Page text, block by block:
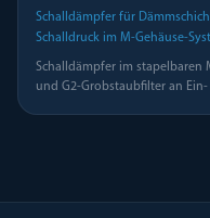
Schalldämpfer für
Schalldruck im M-Gehäuse-
Schalldämpfer im stapelbaren
und G2-Grobstaubfilter an Ein-